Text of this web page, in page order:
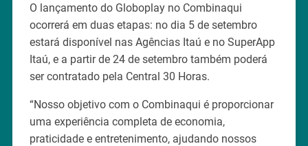
O lançamento do Globoplay no Combinaqui
ocorrerá em duas etapas: no dia 5 de setembro
estará disponível nas Agências Itaú e no SuperApp
Itaú, e a partir de 24 de setembro também poderá
ser contratado pela Central 30 Horas.
“Nosso objetivo com o Combinaqui é proporcionar
uma experiência completa de economia,
praticidade e entretenimento, ajudando nossos